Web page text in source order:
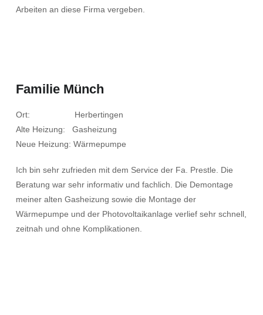
Arbeiten an diese Firma vergeben.
Familie Münch
Ort: Herbertingen
Alte Heizung: Gasheizung
Neue Heizung: Wärmepumpe
Ich bin sehr zufrieden mit dem Service der Fa. Prestle. Die
Beratung war sehr informativ und fachlich. Die Demontage
meiner alten Gasheizung sowie die Montage der
Wärmepumpe und der Photovoltaikanlage verlief sehr schnell,
zeitnah und ohne Komplikationen.